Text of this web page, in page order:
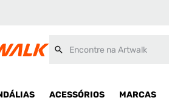
ACESSÓRIOS MARCAS